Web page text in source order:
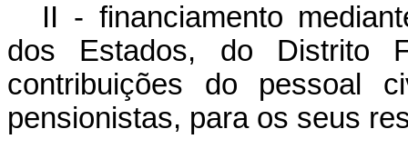
II - financiamento
dos Estados, do Distrito
contribuições do pessoal
pensionistas, para os seus